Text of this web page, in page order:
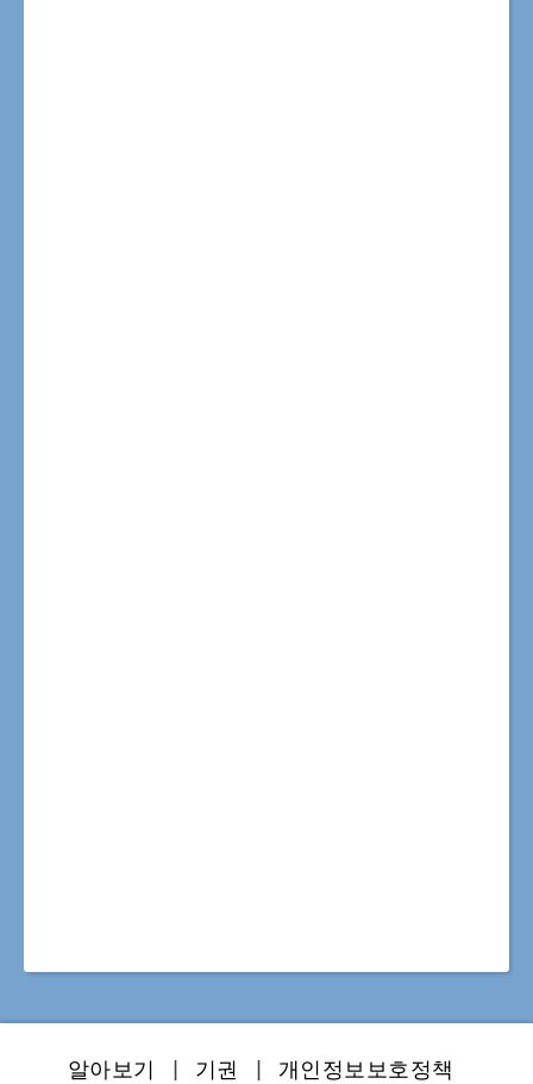
알아보기 | 기권 | 개인정보보호정책